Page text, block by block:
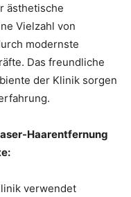
ästhetische
Vielzahl von
modernste
Das freundliche
der Klinik sorgen
Haarentfernung
verwendet